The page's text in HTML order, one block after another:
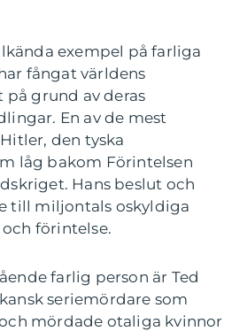
exempel på farliga
fångat världens
grund av deras
En av de mest
den tyska
låg bakom Förintelsen
Hans beslut och
till miljontals oskyldiga
förintelse.
farlig person är Ted
seriemördare som
mördade otaliga kvinnor